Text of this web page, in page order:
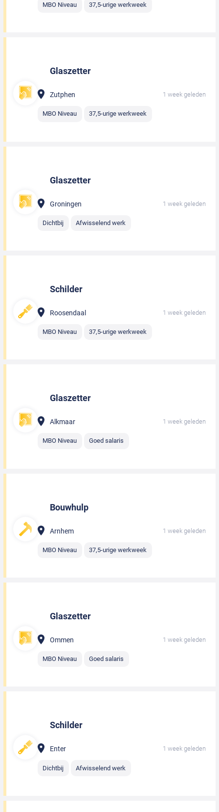
MBO Niveau 37,5-urige werkweek
Glaszetter
Zutphen 1 week geleden
MBO Niveau 37,5-urige werkweek
Glaszetter
Groningen 1 week geleden
Dichtbij Afwisselend werk
Schilder
Roosendaal 1 week geleden
MBO Niveau 37,5-urige werkweek
Glaszetter
Alkmaar 1 week geleden
MBO Niveau Goed salaris
Bouwhulp
Arnhem 1 week geleden
MBO Niveau 37,5-urige werkweek
Glaszetter
Ommen 1 week geleden
MBO Niveau Goed salaris
Schilder
Enter 1 week geleden
Dichtbij Afwisselend werk